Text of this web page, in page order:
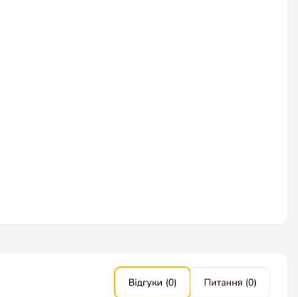
Відгуки (0) Питання (0)